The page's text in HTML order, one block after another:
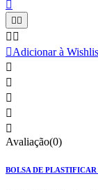


 
Adicionar à





Avaliação(0)
BOLSA DE